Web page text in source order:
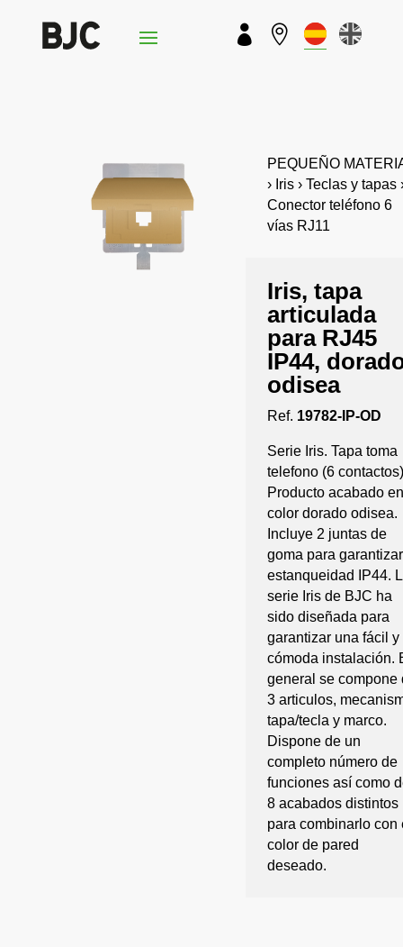
 
PEQUEÑO
› Iris › Teclas y tapas
Conector teléfono 6
vías RJ11
Iris, tapa
articulada
para RJ45
IP44,
odisea
Ref. 19782-IP-OD
Serie Iris. Tapa toma
telefono (6
Producto acabado en
color dorado odisea.
Incluye 2 juntas de
goma para
estanqueidad IP44.
serie Iris de BJC ha
sido diseñada para
garantizar una fácil y
cómoda instalación.
general se compone
3 articulos,
tapa/tecla y marco.
Dispone de un
completo número de
funciones así como
8 acabados distintos
para combinarlo con
color de pared
deseado.